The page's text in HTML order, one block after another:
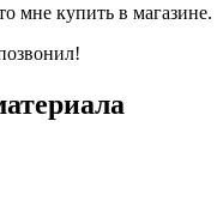
мне купить в магазине.